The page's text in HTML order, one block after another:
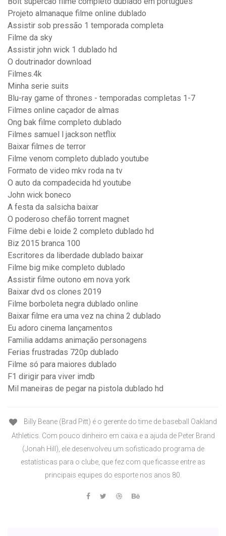
Projeto almanaque filme online dublado
Assistir sob pressão 1 temporada completa
Filme da sky
Assistir john wick 1 dublado hd
O doutrinador download
Filmes.4k
Minha serie suits
Blu-ray game of thrones - temporadas completas 1-7
Filmes online caçador de almas
Ong bak filme completo dublado
Filmes samuel l jackson netflix
Baixar filmes de terror
Filme venom completo dublado youtube
Formato de video mkv roda na tv
O auto da compadecida hd youtube
John wick boneco
A festa da salsicha baixar
O poderoso chefão torrent magnet
Filme debi e loide 2 completo dublado hd
Biz 2015 branca 100
Escritores da liberdade dublado baixar
Filme big mike completo dublado
Assistir filme outono em nova york
Baixar dvd os clones 2019
Filme borboleta negra dublado online
Baixar filme era uma vez na china 2 dublado
Eu adoro cinema lançamentos
Familia addams animação personagens
Ferias frustradas 720p dublado
Filme só para maiores dublado
F1 dirigir para viver imdb
Mil maneiras de pegar na pistola dublado hd
Billy Beane (Brad Pitt) é o gerente do time de baseball Oakland
Athletics. Com pouco dinheiro em caixa e a ajuda de Peter Brand
(Jonah Hill), ele desenvolveu um sofisticado programa de
estatísticas para o clube, que fez com que ficasse entre as
principais equipes do esporte nos anos 80.